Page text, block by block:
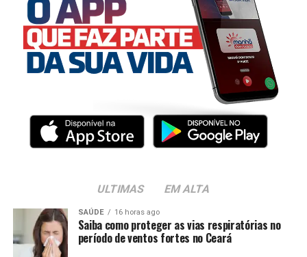
ULTIMAS EM ALTA
SAÚDE 16 horas ago
Saiba como proteger as vias respiratórias no
período de ventos fortes no Ceará